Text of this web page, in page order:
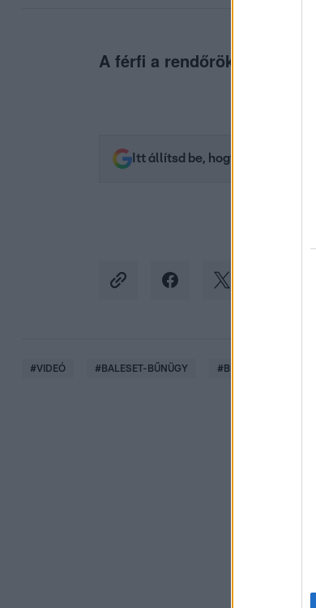
A férfi a rendőröknek sem
Itt állítsd be, hogy az RTL.hu
#VIDEÓ #BALESET-BŰNÜGY #BŰNÜGY